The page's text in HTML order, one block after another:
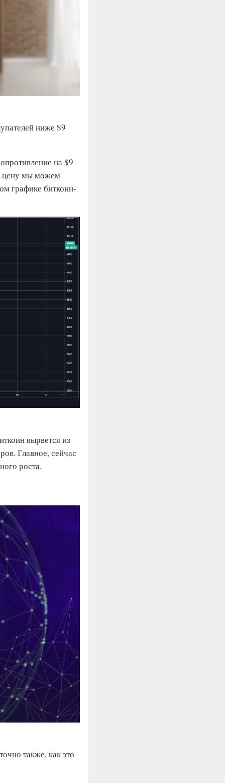
ниже $9
на $9
цену мы можем
графике биткоин-
вырвется из
Главное, сейчас
роста.
также, как это